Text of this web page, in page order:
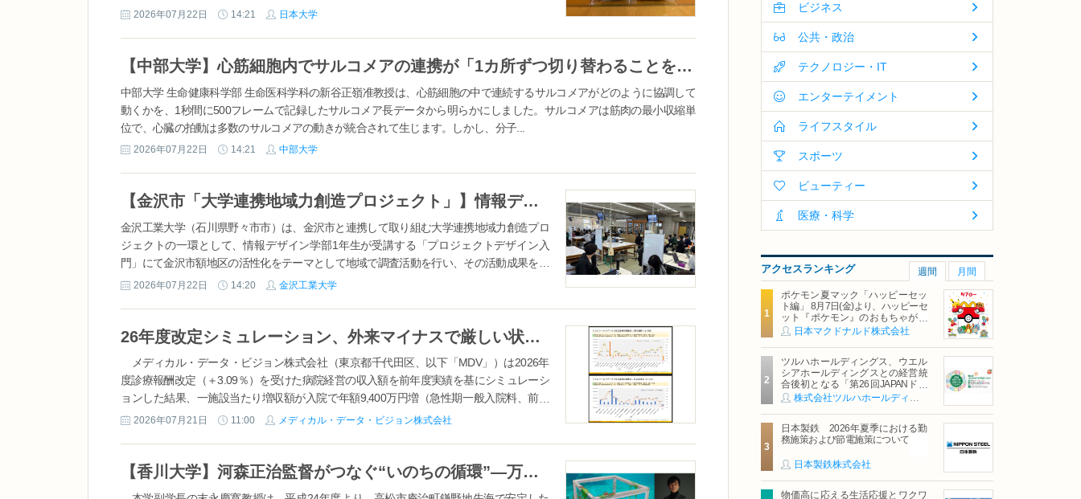
識を活かしながら試行錯誤を重ねて開発したこだわりのアイ...
2026年07月22日 14:21 日本大学
【中部大学】心筋細胞内でサルコメアの連携が「1カ所ずつ切り替わることを発見—筋肉の最小単位どうしは、短縮と伸長の配置を柔軟に組み替えていた—（新谷正嶺准教授）
中部大学 生命健康科学部 生命医科学科の新谷正嶺准教授は、心筋細胞の中で連続するサルコメアがどのように協調して
動くかを、1秒間に500フレームで記録したサルコメア長データから明らかにしました。サルコメアは筋肉の最小収縮単
位で、心臓の拍動は多数のサルコメアの動きが統合されて生じます。しかし、分子...
2026年07月22日 14:21 中部大学
【金沢市「大学連携地域力創造プロジェクト」】情報デザイン学部１年生の最終発表会に額地域の方々が参加。7月30日（木）9：00 – 11：30。会場：金沢工業大学24号館3階305室［一般参加不可］
金沢工業大学（石川県野々市市）は、金沢市と連携して取り組む大学連携地域力創造プロ
ジェクトの一環として、情報デザイン学部1年生が受講する「プロジェクトデザイン入
門」にて金沢市額地区の活性化をテーマとして地域で調査活動を行い、その活動成果をお
世話になった額地域の方々を対象に最終発表会を実施する運び...
2026年07月22日 14:20 金沢工業大学
26年度改定シミュレーション、外来マイナスで厳しい状況続く 特定機能病院一般や救命救急入院料などが増加
メディカル・データ・ビジョン株式会社（東京都千代田区、以下「MDV」）は2026年
度診療報酬改定（＋3.09％）を受けた病院経営の収入額を前年度実績を基にシミュレーシ
ョンした結果、一施設当たり増収額が入院で年額9,400万円増（急性期一般入院料、前年
比＋2.02％）となる一方、外来が同6,8...
2026年07月21日 11:00 メディカル・データ・ビジョン株式会社
【香川大学】河森正治監督がつなぐ“いのちの循環”―万博モニュメントを活かした藻場構造物を海底へ キジハタの生態解明に新展開 調査領域を3.6倍へ拡大 ～河森正治監督をお迎えし、沈設と説明会を開催します～
ビジネス
公共・政治
テクノロジー・IT
エンターテイメント
ライフスタイル
スポーツ
ビューティー
医療・科学
アクセスランキング 週間 月間
ポケモン夏マック「ハッピーセッ
ト編」 8月7日(金)より、ハッピーセ
ット『ポケモン』のおもちゃが期
間限定登場
日本マクドナルド株式会社
ツルハホールディングス、ウエル
シアホールディングスとの経営統
合後初となる「第26回JAPANドラ
ッグストアショー」に出展
株式会社ツルハホールディングス
日本製鉄 2026年夏季における勤
務施策および節電施策について
日本製鉄株式会社
物価高に応える生活応援とワクワ